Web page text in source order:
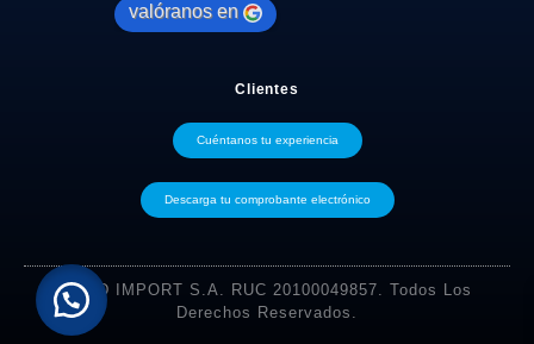
valóranos en
Clientes
Cuéntanos tu experiencia
Descarga tu comprobante electrónico
COLD IMPORT S.A. RUC 20100049857. Todos Los
Derechos Reservados.